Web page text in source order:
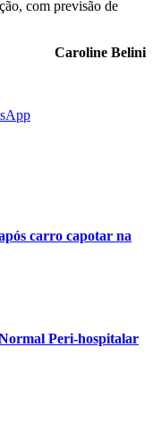
com previsão de
Caroline Belini
carro capotar na
Peri-hospitalar